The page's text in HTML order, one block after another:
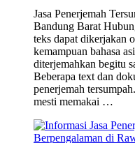
Jasa Penerjemah
Bandung Barat
teks dapat dikerjakan
kemampuan bahasa
diterjemahkan begitu
Beberapa text dan
penerjemah
mesti memakai …